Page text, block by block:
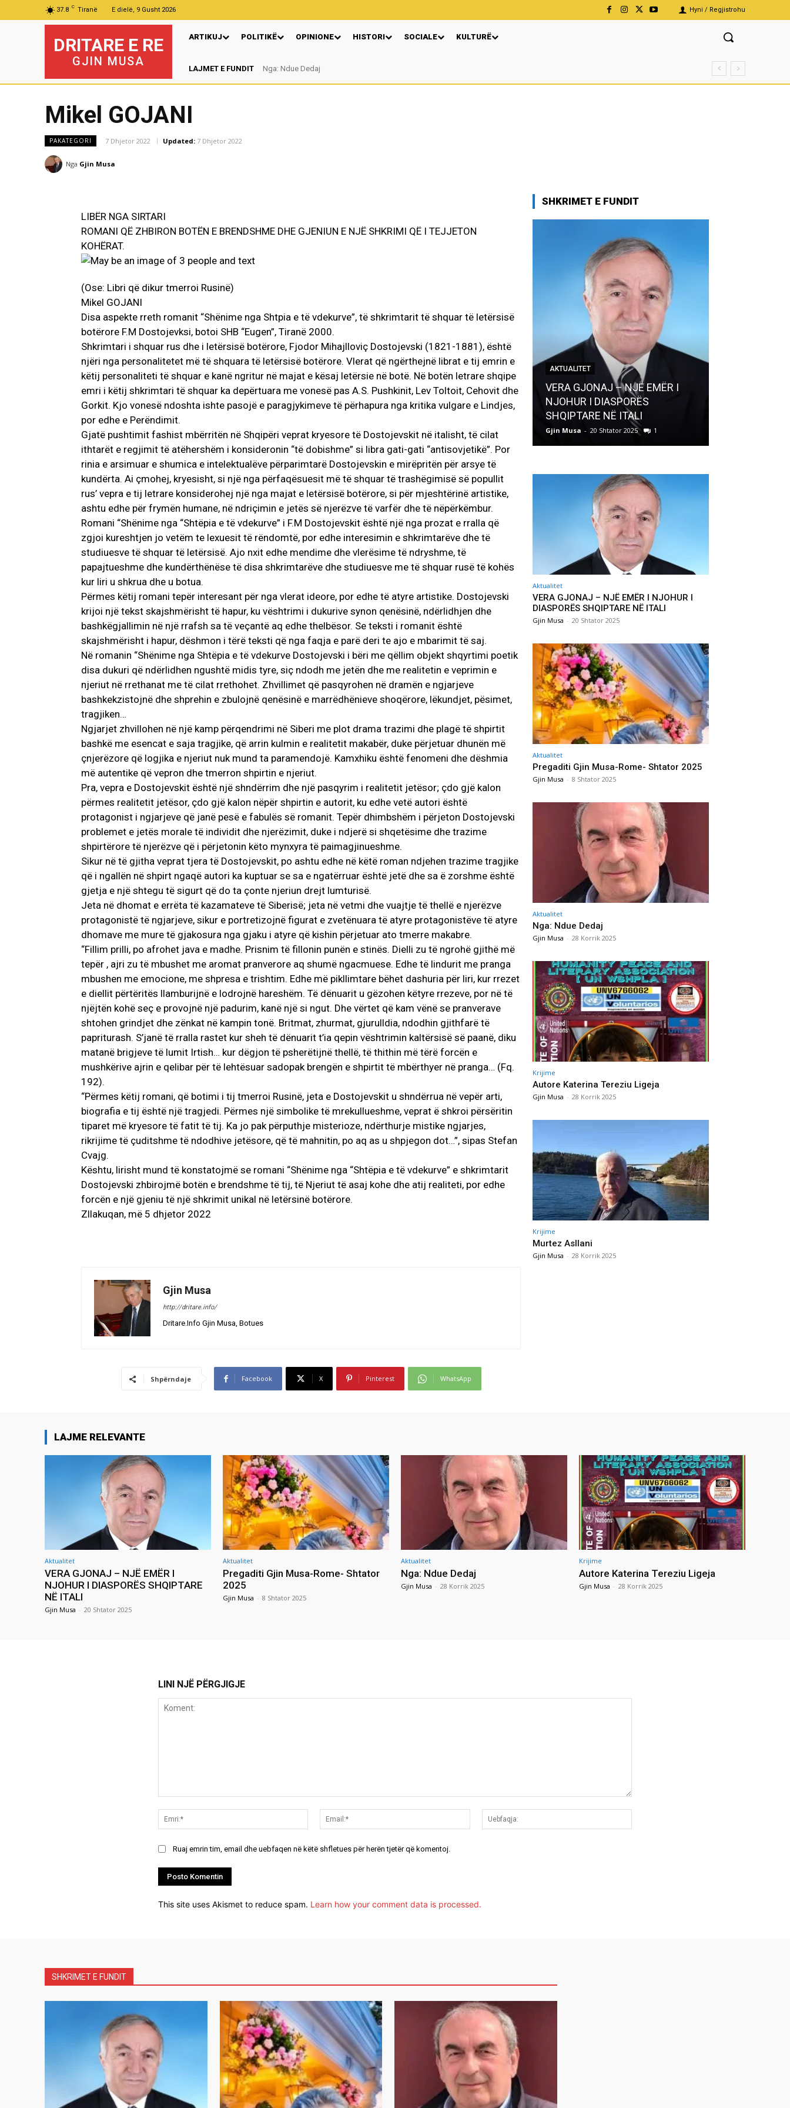
37.8 C Tiranë E dielë, 9 Gusht 2026 Hyni / Regjistrohu
DRITARE E RE
GJIN MUSA
ARTIKUJ POLITIKË OPINIONE HISTORI SOCIALE KULTURË
LAJMET E FUNDIT Nga: Ndue Dedaj
Autore Katerina Tereziu Ligeja
Mikel GOJANI
PAKATEGORI 7 Dhjetor 2022 Updated: 7 Dhjetor 2022
Nga Gjin Musa
LIBËR NGA SIRTARI
ROMANI QË ZHBIRON BOTËN E BRENDSHME DHE GJENIUN E NJË SHKRIMI QË I TEJJETON
KOHËRAT.
(Ose: Libri që dikur tmerroi Rusinë)
Mikel GOJANI
Disa aspekte rreth romanit “Shënime nga Shtpia e të vdekurve”, të shkrimtarit të shquar të letërsisë
botërore F.M Dostojevksi, botoi SHB “Eugen”, Tiranë 2000.
Shkrimtari i shquar rus dhe i letërsisë botërore, Fjodor Mihajlloviç Dostojevski (1821-1881), është
njëri nga personalitetet më të shquara të letërsisë botërore. Vlerat që ngërthejnë librat e tij emrin e
këtij personaliteti të shquar e kanë ngritur në majat e kësaj letërsie në botë. Në botën letrare shqipe
emri i këtij shkrimtari të shquar ka depërtuara me vonesë pas A.S. Pushkinit, Lev Toltoit, Cehovit dhe
Gorkit. Kjo vonesë ndoshta ishte pasojë e paragjykimeve të përhapura nga kritika vulgare e Lindjes,
por edhe e Perëndimit.
Gjatë pushtimit fashist mbërritën në Shqipëri veprat kryesore të Dostojevskit në italisht, të cilat
ithtarët e regjimit të atëhershëm i konsideronin “të dobishme” si libra gati-gati “antisovjetikë”. Por
rinia e arsimuar e shumica e intelektualëve përparimtarë Dostojevskin e mirëpritën për arsye të
kundërta. Ai çmohej, kryesisht, si një nga përfaqësuesit më të shquar të trashëgimisë së popullit
rus’ vepra e tij letrare konsiderohej një nga majat e letërsisë botërore, si për mjeshtërinë artistike,
ashtu edhe për frymën humane, në ndriçimin e jetës së njerëzve të varfër dhe të nëpërkëmbur.
Romani “Shënime nga “Shtëpia e të vdekurve” i F.M Dostojevskit është një nga prozat e rralla që
zgjoi kureshtjen jo vetëm te lexuesit të rëndomtë, por edhe interesimin e shkrimtarëve dhe të
studiuesve të shquar të letërsisë. Ajo nxit edhe mendime dhe vlerësime të ndryshme, të
papajtueshme dhe kundërthënëse të disa shkrimtarëve dhe studiuesve me të shquar rusë të kohës
kur liri u shkrua dhe u botua.
Përmes këtij romani tepër interesant për nga vlerat ideore, por edhe të atyre artistike. Dostojevski
krijoi një tekst skajshmërisht të hapur, ku vështrimi i dukurive synon qenësinë, ndërlidhjen dhe
bashkëgjallimin në një rrafsh sa të veçantë aq edhe thelbësor. Se teksti i romanit është
skajshmërisht i hapur, dëshmon i tërë teksti që nga faqja e parë deri te ajo e mbarimit të saj.
Në romanin “Shënime nga Shtëpia e të vdekurve Dostojevski i bëri me qëllim objekt shqyrtimi poetik
disa dukuri që ndërlidhen ngushtë midis tyre, siç ndodh me jetën dhe me realitetin e veprimin e
njeriut në rrethanat me të cilat rrethohet. Zhvillimet që pasqyrohen në dramën e ngjarjeve
bashkekzistojnë dhe shprehin e zbulojnë qenësinë e marrëdhënieve shoqërore, lëkundjet, pësimet,
tragjiken…
Ngjarjet zhvillohen në një kamp përqendrimi në Siberi me plot drama trazimi dhe plagë të shpirtit
bashkë me esencat e saja tragjike, që arrin kulmin e realitetit makabër, duke përjetuar dhunën më
çnjerëzore që logjika e njeriut nuk mund ta paramendojë. Kamxhiku është fenomeni dhe dëshmia
më autentike që vepron dhe tmerron shpirtin e njeriut.
Pra, vepra e Dostojevskit është një shndërrim dhe një pasqyrim i realitetit jetësor; çdo gjë kalon
përmes realitetit jetësor, çdo gjë kalon nëpër shpirtin e autorit, ku edhe vetë autori është
protagonist i ngjarjeve që janë pesë e fabulës së romanit. Tepër dhimbshëm i përjeton Dostojevski
problemet e jetës morale të individit dhe njerëzimit, duke i ndjerë si shqetësime dhe trazime
shpirtërore të njerëzve që i përjetonin këto mynxyra të paimagjinueshme.
Sikur në të gjitha veprat tjera të Dostojevskit, po ashtu edhe në këtë roman ndjehen trazime tragjike
që i ngallën në shpirt ngaqë autori ka kuptuar se sa e ngatërruar është jetë dhe sa ë zorshme është
gjetja e një shtegu të sigurt që do ta çonte njeriun drejt lumturisë.
Jeta në dhomat e errëta të kazamateve të Siberisë; jeta në vetmi dhe vuajtje të thellë e njerëzve
protagonistë të ngjarjeve, sikur e portretizojnë figurat e zvetënuara të atyre protagonistëve të atyre
dhomave me mure të gjakosura nga gjaku i atyre që kishin përjetuar ato tmerre makabre.
“Fillim prilli, po afrohet java e madhe. Prisnim të fillonin punën e stinës. Dielli zu të ngrohë gjithë më
tepër , ajri zu të mbushet me aromat pranverore aq shumë ngacmuese. Edhe të lindurit me pranga
mbushen me emocione, me shpresa e trishtim. Edhe më pikllimtare bëhet dashuria për liri, kur rrezet
e diellit përtëritës llamburijnë e lodrojnë hareshëm. Të dënuarit u gëzohen këtyre rrezeve, por në të
njëjtën kohë seç e provojnë një padurim, kanë një si ngut. Dhe vërtet që kam vënë se pranverave
shtohen grindjet dhe zënkat në kampin tonë. Britmat, zhurmat, gjurulldia, ndodhin gjithfarë të
papriturash. S’janë të rralla rastet kur sheh të dënuarit t’ia qepin vështrimin kaltërsisë së paanë, diku
matanë brigjeve të lumit Irtish… kur dëgjon të psherëtijnë thellë, të thithin më tërë forcën e
mushkërive ajrin e qelibar për të lehtësuar sadopak brengën e shpirtit të mbërthyer në pranga… (Fq.
192).
“Përmes këtij romani, që botimi i tij tmerroi Rusinë, jeta e Dostojevskit u shndërrua në vepër arti,
biografia e tij është një tragjedi. Përmes një simbolike të mrekullueshme, veprat ë shkroi përsëritin
tiparet më kryesore të fatit të tij. Ka jo pak përputhje misterioze, ndërthurje mistike ngjarjes,
rikrijime të çuditshme të ndodhive jetësore, që të mahnitin, po aq as u shpjegon dot…”, sipas Stefan
Cvajg.
Kështu, lirisht mund të konstatojmë se romani “Shënime nga “Shtëpia e të vdekurve” e shkrimtarit
Dostojevski zhbirojmë botën e brendshme të tij, të Njeriut të asaj kohe dhe atij realiteti, por edhe
forcën e një gjeniu të një shkrimit unikal në letërsinë botërore.
Zllakuqan, më 5 dhjetor 2022
Gjin Musa
http://dritare.info/
Dritare.Info Gjin Musa, Botues
Shpërndaje Facebook X Pinterest WhatsApp
SHKRIMET E FUNDIT
AKTUALITET
VERA GJONAJ – NJË EMËR I
NJOHUR I DIASPORËS
SHQIPTARE NË ITALI
Gjin Musa - 20 Shtator 2025 1
Aktualitet
VERA GJONAJ – NJË EMËR I NJOHUR I
DIASPORËS SHQIPTARE NË ITALI
Gjin Musa - 20 Shtator 2025
Aktualitet
Pregaditi Gjin Musa-Rome- Shtator 2025
Gjin Musa - 8 Shtator 2025
Aktualitet
Nga: Ndue Dedaj
Gjin Musa - 28 Korrik 2025
Krijime
Autore Katerina Tereziu Ligeja
Gjin Musa - 28 Korrik 2025
Krijime
Murtez Asllani
Gjin Musa - 28 Korrik 2025
LAJME RELEVANTE
Aktualitet
VERA GJONAJ – NJË EMËR I
NJOHUR I DIASPORËS SHQIPTARE
NË ITALI
Gjin Musa - 20 Shtator 2025
Aktualitet
Pregaditi Gjin Musa-Rome- Shtator
2025
Gjin Musa - 8 Shtator 2025
Aktualitet
Nga: Ndue Dedaj
Gjin Musa - 28 Korrik 2025
Krijime
Autore Katerina Tereziu Ligeja
Gjin Musa - 28 Korrik 2025
LINI NJË PËRGJIGJE
Emri:*
Email:*
Ruaj emrin tim, email dhe uebfaqen në këtë shfletues për herën tjetër që komentoj.
This site uses Akismet to reduce spam. Learn how your comment data is processed.
SHKRIMET E FUNDIT